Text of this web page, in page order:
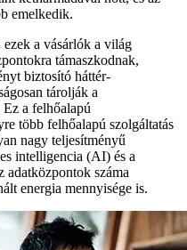
emelkedik.
a vásárlók a világ
támaszkodnak,
biztosító háttér-
tárolják a
a felhőalapú
több felhőalapú szolgáltatás
nagy teljesítményű
intelligencia (AI) és a
adatközpontok száma
energia mennyisége is.